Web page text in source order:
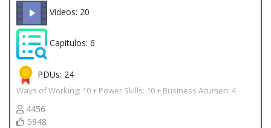
Videos: 20
Capitulos: 6
PDUs: 24
Ways of Working: 10 + Power Skills: 10 + Business Acumen: 4
4456
5948